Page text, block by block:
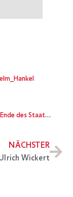
Die Zukunft der sozialen Demokratie
NÄCHSTER
Wickert